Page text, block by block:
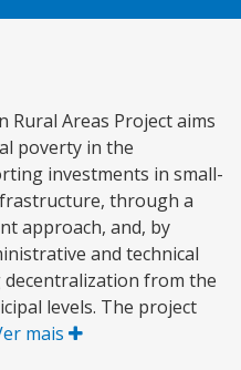
Rural Areas Project aims
poverty in the
investments in small-
through a
approach, and, by
and technical
decentralization from the
levels. The project
mais